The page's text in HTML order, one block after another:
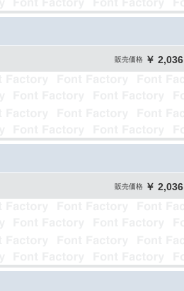
販売価格 ￥ 2,036
販売価格 ￥ 2,036